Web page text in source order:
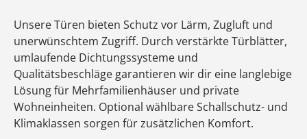
Unsere Türen bieten Schutz vor Lärm, Zugluft und
unerwünschtem Zugriff. Durch verstärkte Türblätter,
umlaufende Dichtungssysteme und
Qualitätsbeschläge garantieren wir dir eine langlebige
Lösung für Mehrfamilienhäuser und private
Wohneinheiten. Optional wählbare Schallschutz- und
Klimaklassen sorgen für zusätzlichen Komfort.